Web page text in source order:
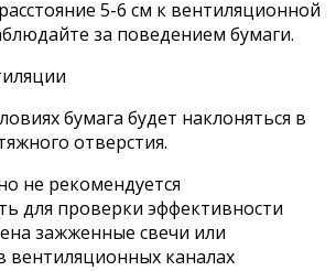
5-6 см к вентиляционной
за поведением бумаги.
бумага будет наклоняться в
отверстия.
не рекомендуется
для проверки эффективности
зажженные свечи или
вентиляционных каналах